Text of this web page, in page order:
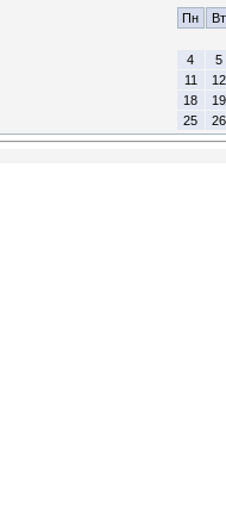
Пн Вт
4
5
11
12
18
19
25
26